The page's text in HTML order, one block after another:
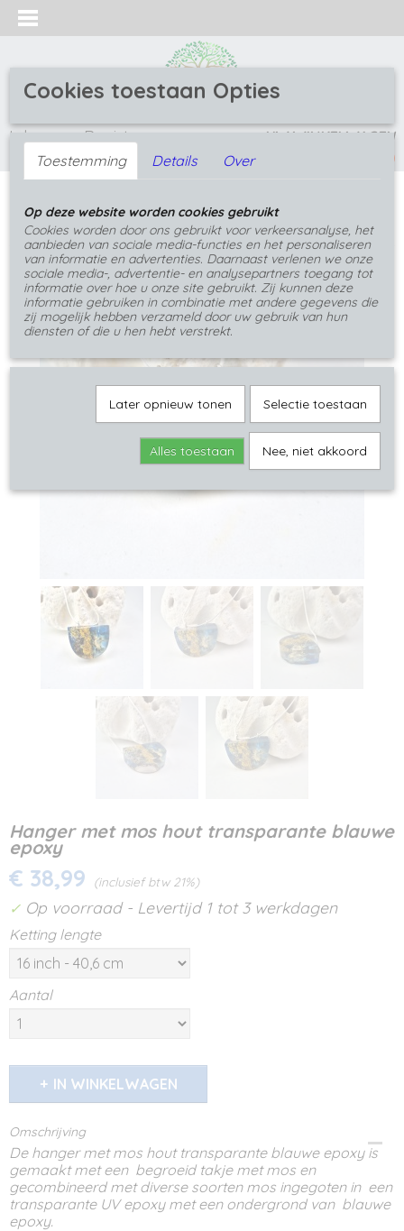
Inloggen Registreren UW WINKELWAGEN
(0)
Home>Hangers>Hangers hout en mossen
Hanger met mos hout transparante blauwe epoxy
Hanger met mos hout transparante blauwe
epoxy
€ 38,99 (inclusief btw 21%)
✓ Op voorraad - Levertijd 1 tot 3 werkdagen
Ketting lengte
Aantal
IN WINKELWAGEN
Omschrijving
De hanger met mos hout transparante blauwe epoxy is
gemaakt met een begroeid takje met mos en
gecombineerd met diverse soorten mos ingegoten in een
transparante UV epoxy met een ondergrond van blauwe
epoxy.
Cookies toestaan Opties
Toestemming Details Over
Op deze website worden cookies gebruikt
Cookies worden door ons gebruikt voor verkeersanalyse, het
aanbieden van sociale media-functies en het personaliseren
van informatie en advertenties. Daarnaast verlenen we onze
sociale media-, advertentie- en analysepartners toegang tot
informatie over hoe u onze site gebruikt. Zij kunnen deze
informatie gebruiken in combinatie met andere gegevens die
zij mogelijk hebben verzameld door uw gebruik van hun
diensten of die u hen hebt verstrekt.
Later opnieuw tonen Selectie toestaan
Alles toestaan Nee, niet akkoord